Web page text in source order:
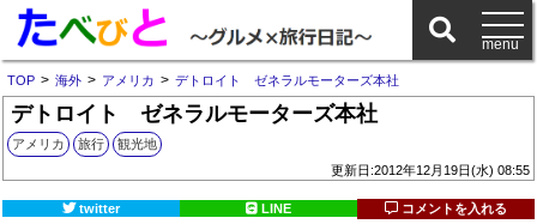
TOP > 海外 > アメリカ > デトロイト ゼネラルモーターズ本社
デトロイト ゼネラルモーターズ本社
アメリカ 旅行
観光地
更新日:2012年12月19日(水) 08:55
twitter LINE コメントを入れる